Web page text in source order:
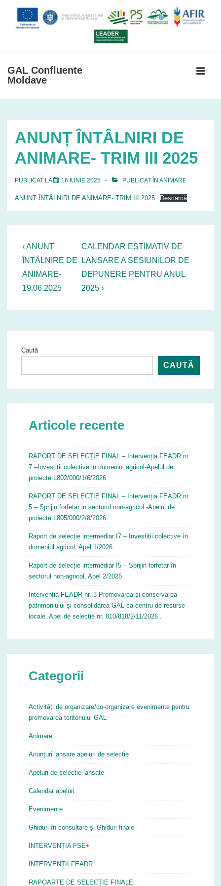
GAL Confluente
Moldave
primară
ANUNȚ ÎNTÂLNIRI DE
ANIMARE- TRIM III 2025
PUBLICAT LA 16 IUNIE 2025 PUBLICAT ÎN ANIMARE
ANUNȚ ÎNTÂLNIRI DE ANIMARE- TRIM III 2025 Descarcă
Navigare
în
articole
Previous
Post
is
‹ ANUNȚ
ÎNTÂLNIRE DE
ANIMARE-
19.06.2025
Next
Post
is
CALENDAR ESTIMATIV DE
LANSARE A SESIUNILOR DE
DEPUNERE PENTRU ANUL
2025 ›
Caută
CAUTĂ
Articole recente
RAPORT DE SELECȚIE FINAL – Intervenția FEADR nr.
7 –Investitii colective in domeniul agricol-Apelul de
proiecte L802/000/1/6/2026
RAPORT DE SELECȚIE FINAL – Intervenția FEADR nr.
5 – Sprijin forfetar in sectorul non-agricol -Apelul de
proiecte L805/000/2/8/2026
Raport de selecție intermediar I7 – Investiții colective în
domeniul agricol, Apel 1/2026
Raport de selecție intermediar I5 – Sprijin forfetar în
sectorul non-agricol, Apel 2/2026
Intervenția FEADR nr. 3 Promovarea și conservarea
patrimoniului și consolidarea GAL ca centru de resurse
locale. Apel de selecție nr. 810/818/2/11/2026 .
Categorii
Activități de organizare/co-organizare evenimente pentru
promovarea teritoriului GAL
Animare
Anunțuri lansare apeluri de selecție
Apeluri de selectie lansate
Calendar apeluri
Evenimente
Ghiduri în consultare și Ghiduri finale
INTERVENȚIA FSE+
INTERVENȚII FEADR
RAPOARTE DE SELECȚIE FINALE